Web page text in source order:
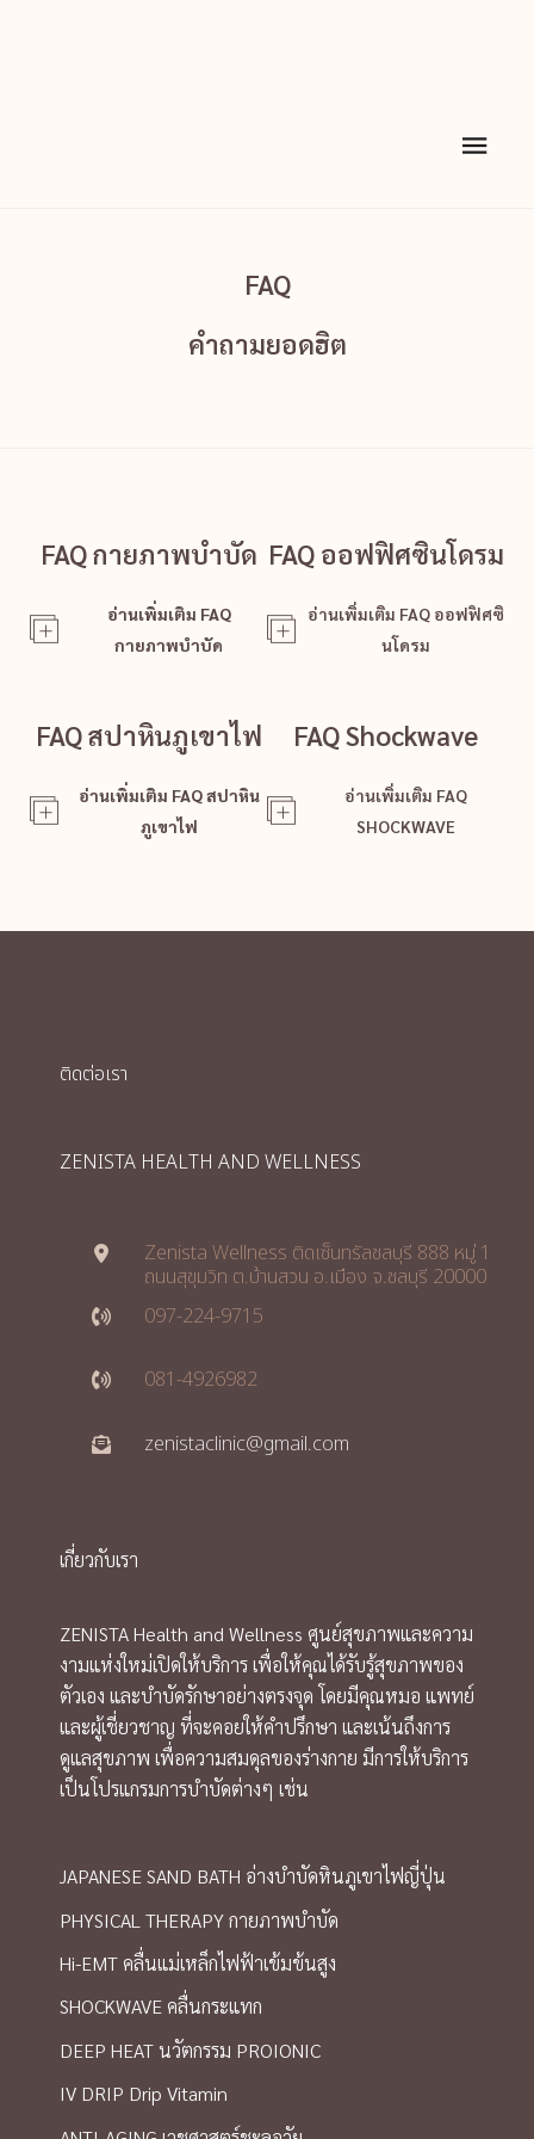
FAQ
คำถามยอดฮิต
FAQ กายภาพบำบัด
อ่านเพิ่มเติม FAQ
กายภาพบำบัด
FAQ ออฟฟิศซินโดรม
อ่านเพิ่มเติม FAQ ออฟฟิศซิ
นโดรม
FAQ สปาหินภูเขาไฟ
อ่านเพิ่มเติม FAQ สปาหิน
ภูเขาไฟ
FAQ Shockwave
อ่านเพิ่มเติม FAQ
SHOCKWAVE
ติดต่อเรา
ZENISTA HEALTH AND WELLNESS
Zenista Wellness ติดเซ็นทรัลชลบุรี 888 หมู่ 1
ถนนสุขุมวิท ต.บ้านสวน อ.เมือง จ.ชลบุรี 20000
097-224-9715
081-4926982
zenistaclinic@gmail.com
เกี่ยวกับเรา
ZENISTA Health and Wellness ศูนย์สุขภาพและความ
งามแห่งใหม่เปิดให้บริการ เพื่อให้คุณได้รับรู้สุขภาพของ
ตัวเอง และบำบัดรักษาอย่างตรงจุด โดยมีคุณหมอ แพทย์
และผู้เชี่ยวชาญ ที่จะคอยให้คำปรึกษา และเน้นถึงการ
ดูแลสุขภาพ เพื่อความสมดุลของร่างกาย มีการให้บริการ
เป็นโปรแกรมการบำบัดต่างๆ เช่น
JAPANESE SAND BATH อ่างบำบัดหินภูเขาไฟญี่ปุ่น
PHYSICAL THERAPY กายภาพบำบัด
Hi-EMT คลื่นแม่เหล็กไฟฟ้าเข้มข้นสูง
SHOCKWAVE คลื่นกระแทก
DEEP HEAT นวัตกรรม PROIONIC
IV DRIP Drip Vitamin